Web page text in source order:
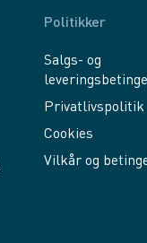
Politikker
Salgs- og
Privatlivspolitik
Cookies
Vilkår og